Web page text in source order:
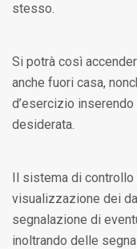
stesso.
Si potrà così
anche fuori casa,
d’esercizio
desiderata.
Il sistema di
visualizzazione dei
segnalazione di
inoltrando delle